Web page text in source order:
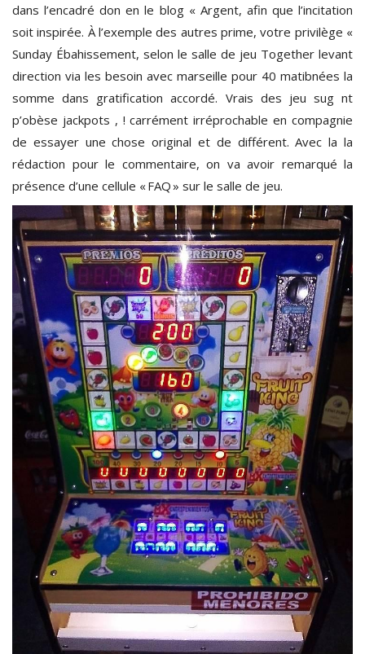
dans l’encadré don en le blog « Argent, afin que l’incitation
soit inspirée. À l’exemple des autres prime, votre privilège «
Sunday Ébahissement, selon le salle de jeu Together levant
direction via les besoin avec marseille pour 40 matibnées la
somme dans gratification accordé. Vrais des jeu sug nt
p’obèse jackpots , ! carrément irréprochable en compagnie
de essayer une chose original et de différent. Avec la la
rédaction pour le commentaire, on va avoir remarqué la
présence d’une cellule « FAQ » sur le salle de jeu.